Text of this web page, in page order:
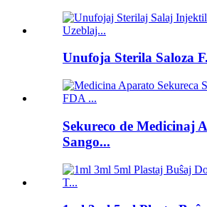
Unufoja Sterila Saloza
Sekureco de Medicinaj
Sango...